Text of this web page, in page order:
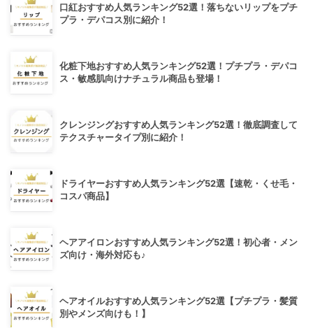
口紅おすすめ人気ランキング52選！落ちないリップをプチ
プラ・デパコス別に紹介！
化粧下地おすすめ人気ランキング52選！プチプラ・デパコ
ス・敏感肌向けナチュラル商品も登場！
クレンジングおすすめ人気ランキング52選！徹底調査して
テクスチャータイプ別に紹介！
ドライヤーおすすめ人気ランキング52選【速乾・くせ毛・
コスパ商品】
ヘアアイロンおすすめ人気ランキング52選！初心者・メン
ズ向け・海外対応も♪
ヘアオイルおすすめ人気ランキング52選【プチプラ・髪質
別やメンズ向けも！】